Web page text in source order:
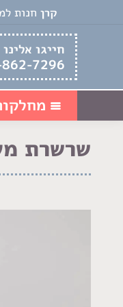
קרן חנות
חייגו אלינו
7296
שרשרת